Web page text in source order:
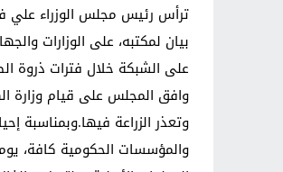
ترأس رئيس مجلس الوزراء علي
بيان لمكتبه، على الوزارات
على الشبكة خلال فترات ذروة
وافق المجلس على قيام وزارة
وتعذر الزراعة فيها.وبمناسبة